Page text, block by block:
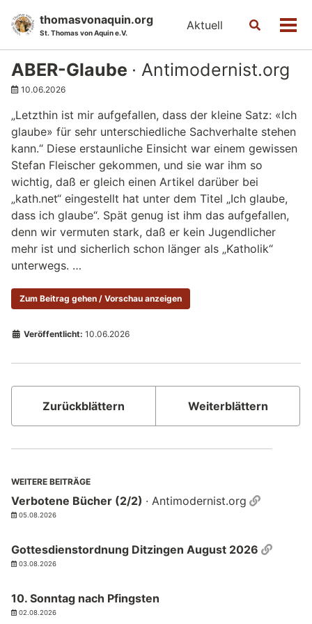
thomasvonaquin.org
St. Thomas von Aquin e.V.
Aktuell
Toggle
ABER-Glaube · Antimodernist.org
10.06.2026
„Letzthin ist mir aufgefallen, dass der kleine Satz: «Ich
glaube» für sehr unterschiedliche Sachverhalte stehen
kann.“ Diese erstaunliche Einsicht war einem gewissen
Stefan Fleischer gekommen, und sie war ihm so
wichtig, daß er gleich einen Artikel darüber bei
„kath.net“ eingestellt hat unter dem Titel „Ich glaube,
dass ich glaube“. Spät genug ist ihm das aufgefallen,
denn wir vermuten stark, daß er kein Jugendlicher
mehr ist und sicherlich schon länger als „Katholik“
unterwegs. …
Zum Beitrag gehen / Vorschau anzeigen
Veröffentlicht: 10.06.2026
Zurückblättern Weiterblättern
WEITERE BEITRÄGE
Verbotene Bücher (2/2) · Antimodernist.org
05.08.2026
Gottesdienstordnung Ditzingen August 2026
03.08.2026
10. Sonntag nach Pfingsten
02.08.2026